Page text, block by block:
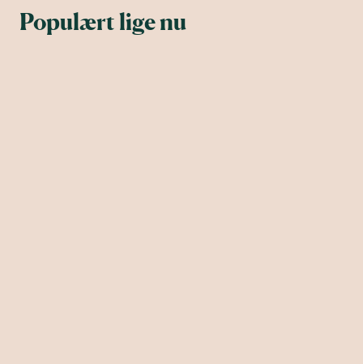
Populært lige nu